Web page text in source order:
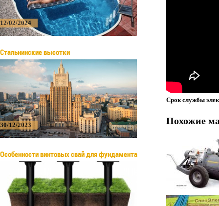
12/02/2024
Стальнинские высотки
30/12/2023
Особенности винтовых свай для фундамента
Срок службы
Похожие